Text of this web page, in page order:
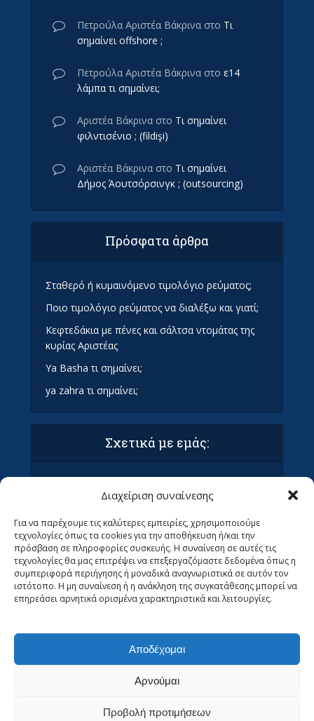
Διαχείριση συναίνεσης
Για να παρέχουμε τις καλύτερες εμπειρίες, χρησιμοποιούμε
τεχνολογίες όπως τα cookies για την αποθήκευση ή/και την
πρόσβαση σε πληροφορίες συσκευής. Η συναίνεση σε αυτές τις
τεχνολογίες θα μας επιτρέψει να επεξεργαζόμαστε δεδομένα όπως η
συμπεριφορά περιήγησης ή μοναδικά αναγνωριστικά σε αυτόν τον
ιστότοπο. Η μη συναίνεση ή η ανάκληση της συγκατάθεσης μπορεί να
επηρεάσει αρνητικά ορισμένα χαρακτηριστικά και λειτουργίες.
Αποδέχομαι
Αρνούμαι
Προβολή προτιμήσεων
Πετρούλα Αριστέα Βάκρινα στο Τι
σημαίνει offshore ;
Πετρούλα Αριστέα Βάκρινα στο ε14
λάμπα τι σημαίνει;
Αριστέα Βάκρινα στο Τι σημαίνει
φιλντισένιο ; (fildişi)
Αριστέα Βάκρινα στο Τι σημαίνει
Δήμος Άουτσόρσινγκ ; (outsourcing)
Πρόσφατα άρθρα
Σταθερό ή κυμαινόμενο τιμολόγιο ρεύματος;
Ποιο τιμολόγιο ρεύματος να διαλέξω και γιατί;
Κεφτεδάκια με πένες και σάλτσα ντομάτας της
κυρίας Αριστέας
Ya Basha τι σημαίνει;
ya zahra τι σημαίνει;
Σχετικά με εμάς:
Πολιτική απορρήτου & συμμόρφωση GDPR
Ανεβάστε το άρθρο σας στα Οράματα (ΜΌΝΟ
ΓΙΑ ΣΥΝΤΆΚΤΕΣ)
Ψάχνουμε Αρθρογράφους